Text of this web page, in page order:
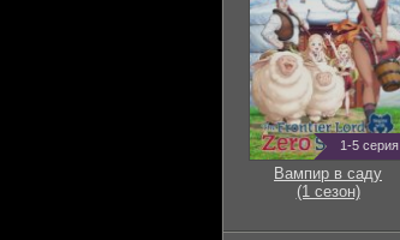
1-5 серия
Вампир в саду
(1 сезон)